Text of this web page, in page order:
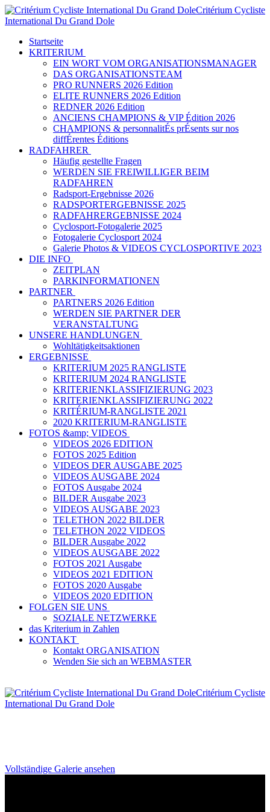
Critérium Cycliste
International Du Grand Dole
Startseite
KRITERIUM
EIN WORT VOM ORGANISATIONSMANAGER
DAS ORGANISATIONSTEAM
PRO RUNNERS 2026 Edition
ELITE RUNNERS 2026 Edition
REDNER 2026 Edition
ANCIENS CHAMPIONS & VIP Édition 2026
CHAMPIONS & personnalitÉs prÉsents sur nos
diffÉrentes Éditions
RADFAHRER
Häufig gestellte Fragen
WERDEN SIE FREIWILLIGER BEIM
RADFAHREN
Radsport-Ergebnisse 2026
RADSPORTERGEBNISSE 2025
RADFAHRERGEBNISSE 2024
Cyclosport-Fotogalerie 2025
Fotogalerie Cyclosport 2024
Galerie Photos & VIDEOS CYCLOSPORTIVE 2023
DIE INFO
ZEITPLAN
PARKINFORMATIONEN
PARTNER
PARTNERS 2026 Edition
WERDEN SIE PARTNER DER
VERANSTALTUNG
UNSERE HANDLUNGEN
Wohltätigkeitsaktionen
ERGEBNISSE
KRITERIUM 2025 RANGLISTE
KRITERIUM 2024 RANGLISTE
KRITERIENKLASSIFIZIERUNG 2023
KRITERIENKLASSIFIZIERUNG 2022
KRITÉRIUM-RANGLISTE 2021
2020 KRITERIUM-RANGLISTE
FOTOS &amp; VIDEOS
VIDEOS 2026 EDITION
FOTOS 2025 Edition
VIDEOS DER AUSGABE 2025
VIDEOS AUSGABE 2024
FOTOS Ausgabe 2024
BILDER Ausgabe 2023
VIDEOS AUSGABE 2023
TELETHON 2022 BILDER
TELETHON 2022 VIDEOS
BILDER Ausgabe 2022
VIDEOS AUSGABE 2022
FOTOS 2021 Ausgabe
VIDEOS 2021 EDITION
FOTOS 2020 Ausgabe
VIDEOS 2020 EDITION
FOLGEN SIE UNS
SOZIALE NETZWERKE
das Kriterium in Zahlen
KONTAKT
Kontakt ORGANISATION
Wenden Sie sich an WEBMASTER
Critérium Cycliste
International Du Grand Dole
Vollständige Galerie ansehen